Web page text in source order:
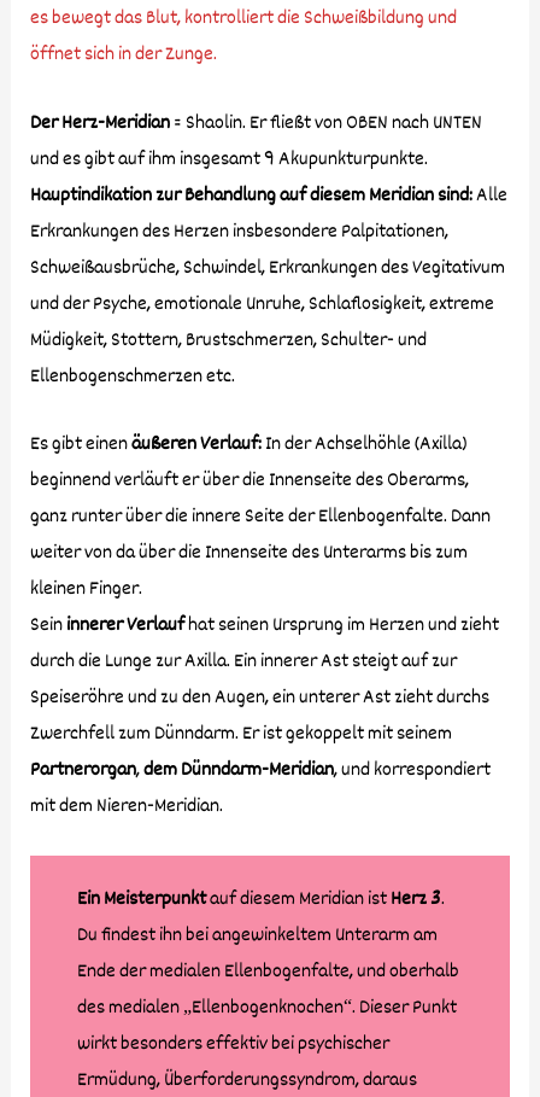
es bewegt das Blut, kontrolliert die Schweißbildung und
öffnet sich in der Zunge.
Der Herz-Meridian= Shaolin. Er fließt von OBEN nach UNTEN
und es gibt auf ihm insgesamt 9 Akupunkturpunkte.
Hauptindikation zur Behandlung auf diesem Meridian sind:Alle
Erkrankungen des Herzen insbesondere Palpitationen,
Schweißausbrüche, Schwindel, Erkrankungen des Vegitativum
und der Psyche, emotionale Unruhe, Schlaflosigkeit, extreme
Müdigkeit, Stottern, Brustschmerzen, Schulter- und
Ellenbogenschmerzen etc.
Es gibt einenäußeren Verlauf:In der Achselhöhle (Axilla)
beginnend verläuft er über die Innenseite des Oberarms,
ganz runter über die innere Seite der Ellenbogenfalte. Dann
weiter von da über die Innenseite des Unterarms bis zum
kleinen Finger.
Seininnerer Verlaufhat seinen Ursprung im Herzen und zieht
durch die Lunge zur Axilla. Ein innerer Ast steigt auf zur
Speiseröhre und zu den Augen, ein unterer Ast zieht durchs
Zwerchfell zum Dünndarm. Er ist gekoppelt mit seinem
Partnerorgan,dem Dünndarm-Meridian, und korrespondiert
mit dem Nieren-Meridian.
Ein Meisterpunktauf diesem Meridian istHerz 3.
Du findest ihn bei angewinkeltem Unterarm am
Ende der medialen Ellenbogenfalte, und oberhalb
des medialen „Ellenbogenknochen“. Dieser Punkt
wirkt besonders effektiv bei psychischer
Ermüdung, Überforderungssyndrom, daraus